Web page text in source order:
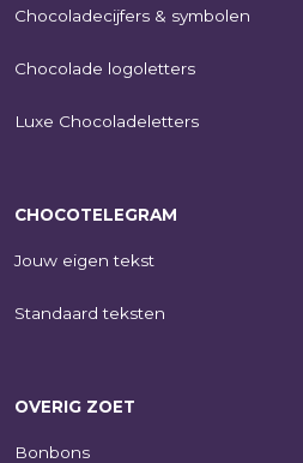
Chocoladecijfers & symbolen
Chocolade logoletters
Luxe Chocoladeletters
CHOCOTELEGRAM
Jouw eigen tekst
Standaard teksten
OVERIG ZOET
Bonbons